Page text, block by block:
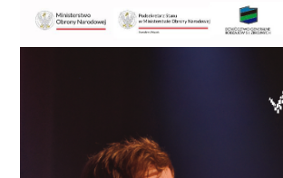
na portalu społecznościowym
że impreza została sfinansowana
finansowym udziałem pana Artura
dodaje Ostaszewski. Faktury za
także kto podpisał umowę i kto
samego zespołu Wilki.